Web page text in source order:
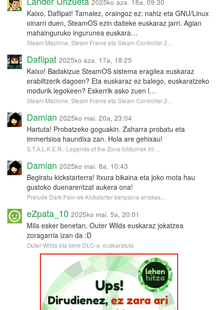
2025ko aza. 18a, 09:30
Kaixo, Daflipat! Tamalez, oraingoz ez: nahiz eta GNU/Linux
oinarri duen, SteamOS ezin daiteke euskaraz jarri. Agian
mahainguruko ingurunea euskara…
Steam Machine, Steam Frame eta Steam Controller 2…
Daflipat 2025ko aza. 17a, 18:25
Kaixo! Badakizue SteamOS sistema eragilea euskaraz
erabiltzerik dagoen? Eta euskaraz ez balego, euskaratzeko
modurik legokeen? Eskerrik asko zuen l…
Steam Machine, Steam Frame eta Steam Controller 2…
Damian 2025ko mai. 20a, 23:04
Hartuta! Probatzeko goguakin. Zaharra probatu eta
immertsioa haundixa zan. Hola are gehixau!
S.T.A.L.K.E.R.: Legends of the Zone bildumak tril…
Damian 2025ko mai. 8a, 10:43
Begiratu kickstarterra! Itxura bikaina eta joko mota hau
gustoko duenarentzat aukera ona!
Prelude Dark Pain-ek Kickstarter kanpaina arrakas…
eZpata_10 2025ko mai. 5a, 20:01
Mila esker benetan, Outer Wilds euskaraz jokatzea
zoragarria izan da :D
Outer Wilds eta bere DLC-a, euskaratuta